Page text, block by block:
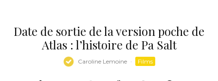
Date de sortie de la version poche de
Atlas : l’histoire de Pa Salt
Caroline Lemoine · Films